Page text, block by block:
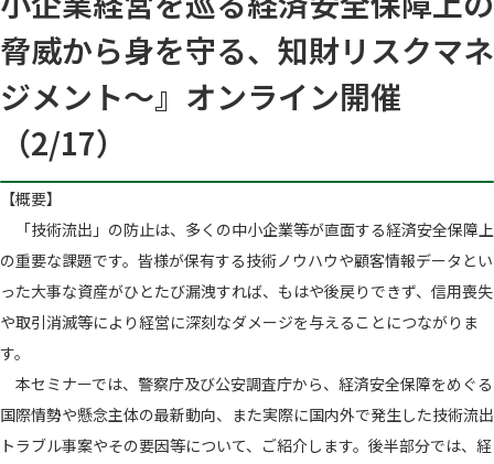
脅威から身を守る、知財リスクマネ
ジメント～』オンライン開催
（2/17）
【概要】
「技術流出」の防止は、多くの中小企業等が直面する経済安全保障上
の重要な課題です。皆様が保有する技術ノウハウや顧客情報データとい
った大事な資産がひとたび漏洩すれば、もはや後戻りできず、信用喪失
や取引消滅等により経営に深刻なダメージを与えることにつながりま
す。
本セミナーでは、警察庁及び公安調査庁から、経済安全保障をめぐる
国際情勢や懸念主体の最新動向、また実際に国内外で発生した技術流出
トラブル事案やその要因等について、ご紹介します。後半部分では、経